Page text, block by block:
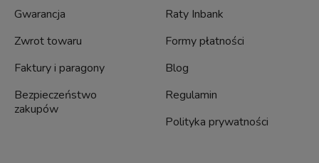
Gwarancja
Zwrot towaru
Faktury i paragony
Bezpieczeństwo
zakupów
Raty Inbank
Formy płatności
Blog
Regulamin
Polityka prywatności